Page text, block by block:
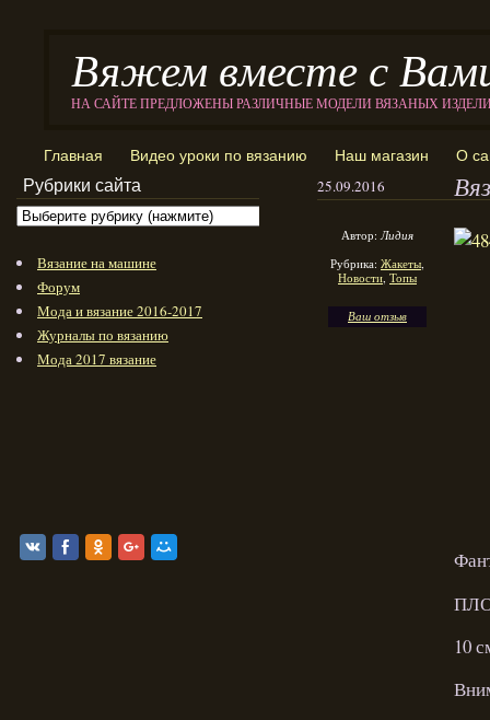
Вяжем вместе с
НА САЙТЕ ПРЕДЛОЖЕНЫ РАЗЛИЧНЫЕ МОДЕЛИ ВЯЗАНЫХ
Главная Видео уроки по вязанию Наш магазин О
25.09.2016
Автор:Лидия
Рубрика: Жакеты,
Новости, Топы
Ваш отзыв
10
Рубрики сайта
Вязание на машине
Форум
Мода и вязание 2016-2017
Журналы по вязанию
Мода 2017 вязание